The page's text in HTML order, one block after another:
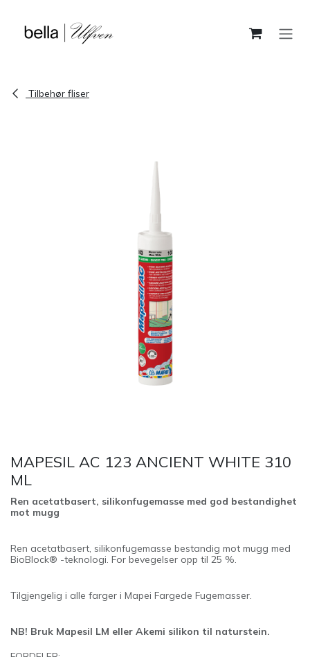
Tilbehør fliser
MAPESIL AC 123 ANCIENT WHITE 310
ML
Ren acetatbasert, silikonfugemasse med god bestandighet
mot mugg
Ren acetatbasert, silikonfugemasse bestandig mot mugg med
BioBlock® -teknologi. For bevegelser opp til 25 %.
Tilgjengelig i alle farger i Mapei Fargede Fugemasser.
NB! Bruk Mapesil LM eller Akemi silikon til naturstein.